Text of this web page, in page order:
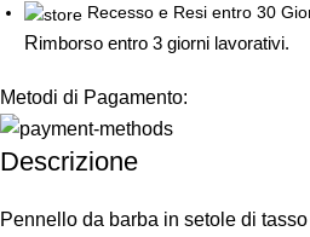
Recesso e Resi entro 30
Rimborso entro 3 giorni lavorativi.
Metodi di Pagamento:
Descrizione
Pennello da barba in setole di